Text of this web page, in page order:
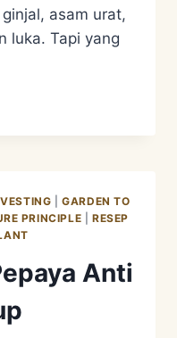
asam urat,
luka. Tapi yang
|GARDEN TO
PRINCIPLE |RESEP
Anti